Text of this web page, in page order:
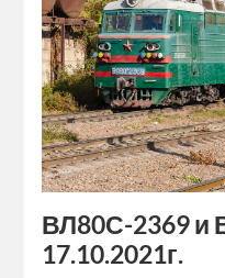
ВЛ80С-2369 и
17.10.2021г.